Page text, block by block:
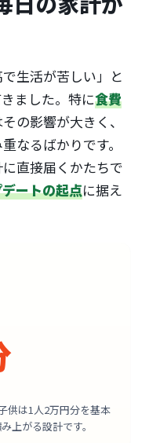
生活が苦しい」と
ました。特に食費
その影響が大きく、
なるばかりです。
直接届くかたちで
ートの起点に据え
供は1人2万円分を基本
上がる設計です。